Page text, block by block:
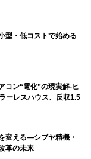
型・低コストで始める
コン“電化”の現実解-ヒ
ーレスハウス、反収1.5
変える―シブヤ精機・
革の未来